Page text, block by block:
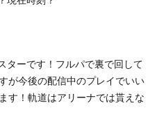
ターです！フルパで裏で回して
が今後の配信中のプレイでいい
す！軌道はアリーナでは貰えな